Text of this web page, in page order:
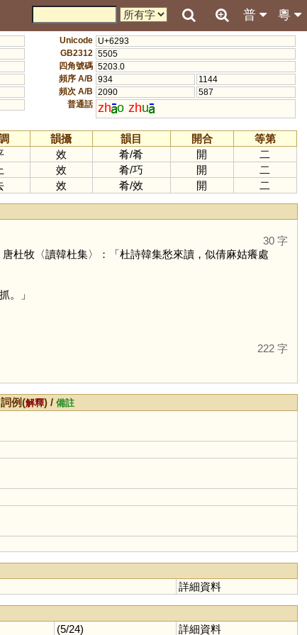
粵
普
Unicode U+6293
GB2312 5505
四角號碼 5203.0
頻序 A/B 934
1144
頻次 A/B 2090
587
普通話 zh o zhu
韻攝 韻目 開合
等第
效 肴/肴 開
二
效 肴/巧 開
二
效 肴/效 開 二
30 字
杜牧〈讀韓杜集〉：「杜詩韓集愁來讀，似倩麻姑癢處
。」
222 字
詞例(解釋) /備註
詳細資料
(5/24) 詳細資料